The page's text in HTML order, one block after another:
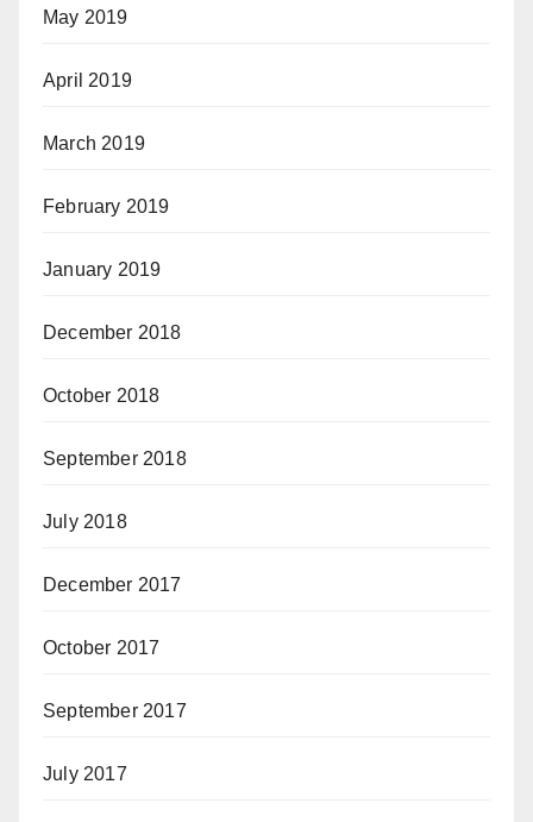
May 2019
April 2019
March 2019
February 2019
January 2019
December 2018
October 2018
September 2018
July 2018
December 2017
October 2017
September 2017
July 2017